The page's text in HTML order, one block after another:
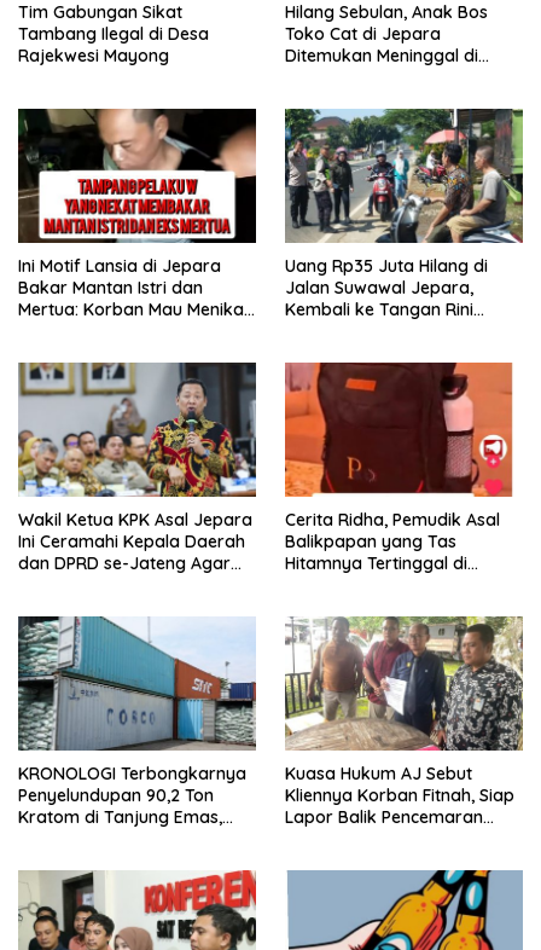
Tim Gabungan Sikat
Tambang Ilegal di Desa
Rajekwesi Mayong
Hilang Sebulan, Anak Bos
Toko Cat di Jepara
Ditemukan Meninggal di
Ini Motif Lansia di Jepara
Bakar Mantan Istri dan
Mertua: Korban Mau Menikah
Uang Rp35 Juta Hilang di
Jalan Suwawal Jepara,
Kembali ke Tangan Rini
Wakil Ketua KPK Asal Jepara
Ini Ceramahi Kepala Daerah
dan DPRD se-Jateng Agar
Cerita Ridha, Pemudik Asal
Balikpapan yang Tas
Hitamnya Tertinggal di
KRONOLOGI Terbongkarnya
Penyelundupan 90,2 Ton
Kratom di Tanjung Emas,
Kuasa Hukum AJ Sebut
Kliennya Korban Fitnah, Siap
Lapor Balik Pencemaran